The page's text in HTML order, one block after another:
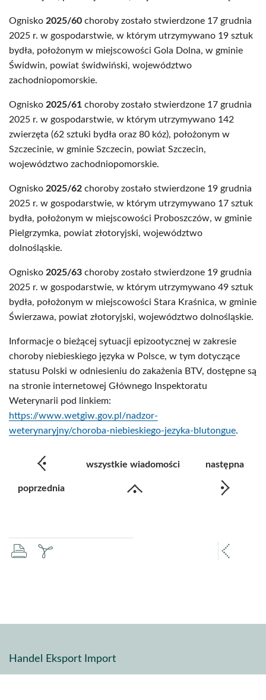
Ognisko 2025/60 choroby zostało stwierdzone 17 grudnia
2025 r. w gospodarstwie, w którym utrzymywano 19 sztuk
bydła, położonym w miejscowości Gola Dolna, w gminie
Świdwin, powiat świdwiński, województwo
zachodniopomorskie.
Ognisko 2025/61 choroby zostało stwierdzone 17 grudnia
2025 r. w gospodarstwie, w którym utrzymywano 142
zwierzęta (62 sztuki bydła oraz 80 kóz), położonym w
Szczecinie, w gminie Szczecin, powiat Szczecin,
województwo zachodniopomorskie.
Ognisko 2025/62 choroby zostało stwierdzone 19 grudnia
2025 r. w gospodarstwie, w którym utrzymywano 17 sztuk
bydła, położonym w miejscowości Proboszczów, w gminie
Pielgrzymka, powiat złotoryjski, województwo
dolnośląskie.
Ognisko 2025/63 choroby zostało stwierdzone 19 grudnia
2025 r. w gospodarstwie, w którym utrzymywano 49 sztuk
bydła, położonym w miejscowości Stara Kraśnica, w gminie
Świerzawa, powiat złotoryjski, województwo dolnośląskie.
Informacje o bieżącej sytuacji epizootycznej w zakresie
choroby niebieskiego języka w Polsce, w tym dotyczące
statusu Polski w odniesieniu do zakażenia BTV, dostępne są
na stronie internetowej Głównego Inspektoratu
Weterynarii pod linkiem:
https://www.wetgiw.gov.pl/nadzor-
weterynaryjny/choroba-niebieskiego-jezyka-blutongue.
poprzednia
wszystkie wiadomości następna
drukujzapisz
Handel Eksport Import